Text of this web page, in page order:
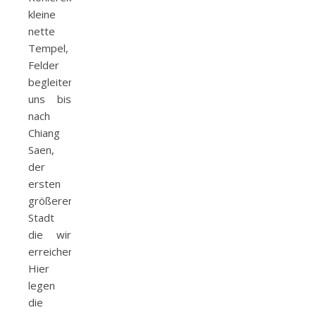
kleine
nette
Tempel,
Felder
begleiten
uns bis
nach
Chiang
Saen,
der
ersten
größeren
Stadt
die wir
erreichen.
Hier
legen
die